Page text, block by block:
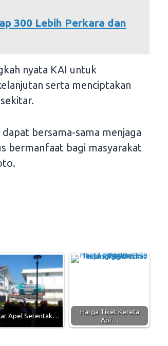
300 Lebih Perkara dan
nyata KAI untuk
serta menciptakan
bersama-sama menjaga
bermanfaat bagi masyarakat
Apel Serentak…
Harga Tiket Kereta
Api…